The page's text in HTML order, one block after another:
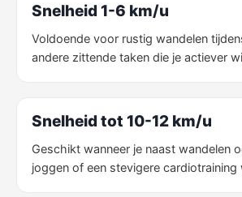
Snelheid 1-6 km/u
Voldoende voor rustig wandelen
andere zittende taken die je actiever
Snelheid tot 10-12 km/u
Geschikt wanneer je naast wandelen
joggen of een stevigere cardiotraining